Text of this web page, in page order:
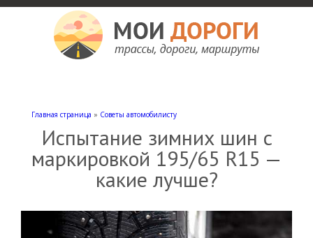
Главная страница » Советы автомобилисту
Испытание зимних шин с
маркировкой 195/65 R15 —
какие лучше?